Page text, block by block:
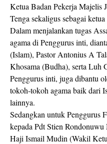
Ketua Badan Pekerja Majelis
Tenga sekaligus sebagai
Dalam menjalankan tugas
agama di Penggurus inti,
(Islam), Pastor Antonius A
Khosama (Budha), serta Luh
Penggurus inti, juga dibantu
tokoh-tokoh agama baik dari
lainnya.
Sedangkan untuk Penggurus
kepada Pdt Stien
Haji Ismail Mudin (Wakil